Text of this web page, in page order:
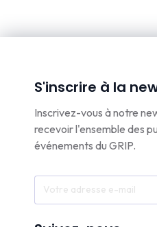
S'inscrire à la
Inscrivez-vous à notre
recevoir l'ensemble des
événements du GRIP.